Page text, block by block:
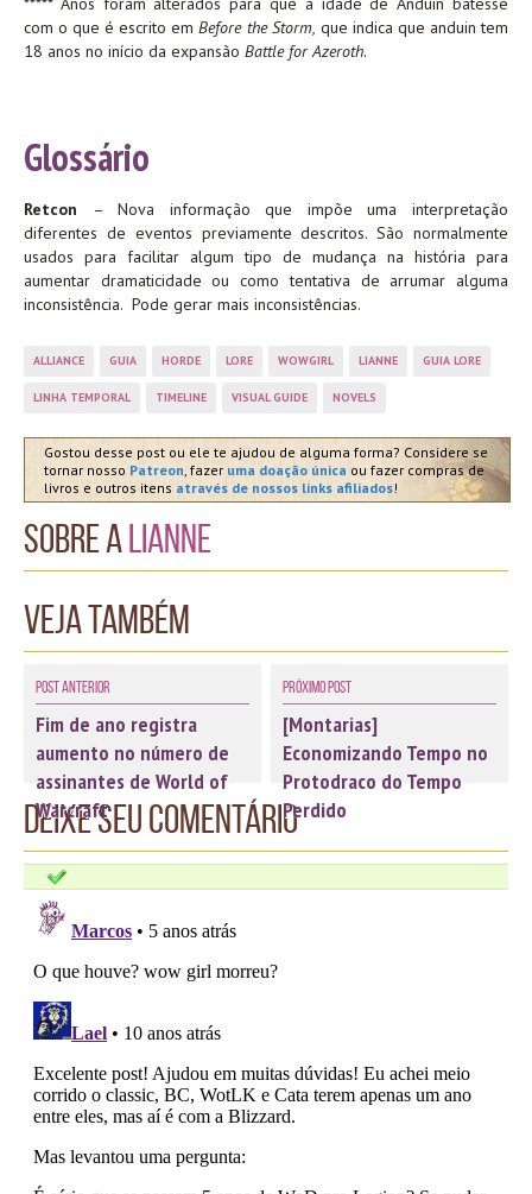
com o que é escrito emBefore the Storm, que indica que anduin tem
18 anos no início da expansão Battle for Azeroth.
Glossário
Retcon
– Nova informação que impõe uma interpretação
diferentes de eventos previamente descritos. São normalmente
usados para facilitar algum tipo de mudança na história para
aumentar dramaticidade ou como tentativa de arrumar alguma
inconsistência. Pode gerar mais inconsistências.
ALLIANCE GUIA HORDE LORE WOWGIRL LIANNE GUIA LORE
LINHA TEMPORAL TIMELINE VISUAL GUIDE NOVELS
Gostou desse post ou ele te ajudou de alguma forma? Considere se
tornar nosso Patreon , fazer uma doação única ou fazer compras de
livros e outros itens através de nossos links afiliados!
Sobre aLianne
Veja também
Post Anterior
Fim de ano registra
aumento no número de
assinantes de World of
Warcraft
Próximo Post
[Montarias]
Economizando Tempo no
Protodraco do Tempo
Perdido
Deixe seu comentário